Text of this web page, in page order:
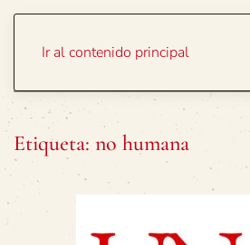
Ir al contenido principal
Etiqueta: no humana